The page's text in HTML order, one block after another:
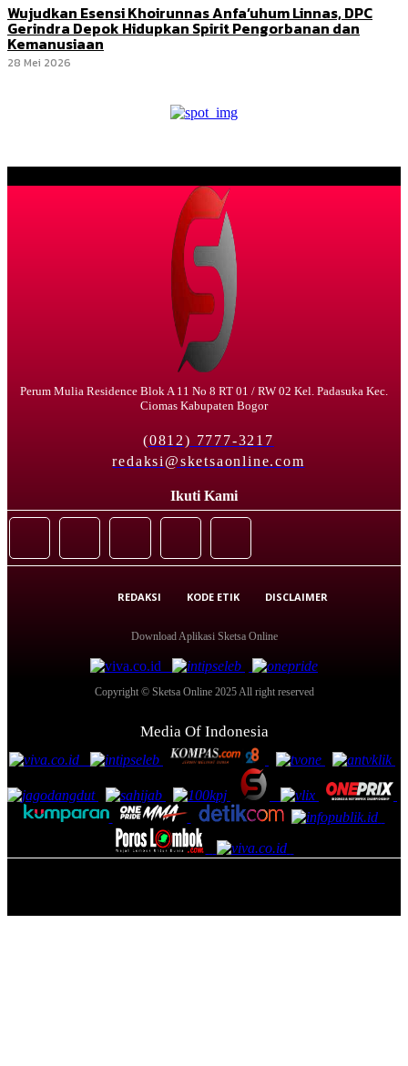
Wujudkan Esensi Khoirunnas Anfa’uhum Linnas, DPC
Gerindra Depok Hidupkan Spirit Pengorbanan dan
Kemanusiaan
28 Mei 2026
Perum Mulia Residence Blok A 11 No 8 RT 01 / RW 02 Kel. Padasuka Kec.
Ciomas Kabupaten Bogor
(0812) 7777-3217
redaksi@sketsaonline.com
Ikuti Kami
REDAKSI KODE ETIK DISCLAIMER
Download Aplikasi Sketsa Online
Copyright © Sketsa Online 2025 All right reserved
Media Of Indonesia